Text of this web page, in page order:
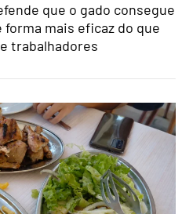
que o gado consegue
mais eficaz do que
trabalhadores